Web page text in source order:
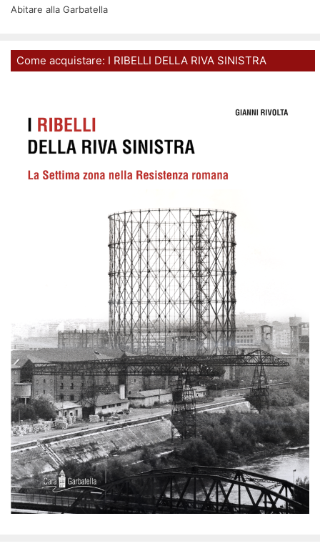
Abitare alla Garbatella
Come acquistare: I RIBELLI DELLA RIVA SINISTRA